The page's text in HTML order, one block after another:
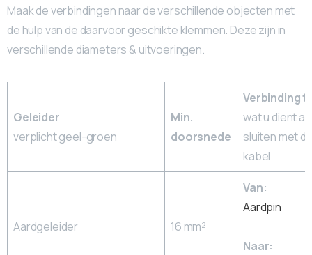
Maak de verbindingen naar de verschillende objecten met
de hulp van de daarvoor geschikte klemmen. Deze zijn in
verschillende diameters & uitvoeringen.
Geleider
verplicht geel-groen
Min.
doorsnede
Verbinding
wat u dient
sluiten met
kabel
Aardgeleider 16 mm²
Van:
Aardpin
Naar: